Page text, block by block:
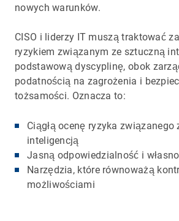
nowych warunków.
CISO i liderzy IT muszą traktować
ryzykiem związanym ze sztuczną
podstawową dyscyplinę, obok
podatnością na zagrożenia i
tożsamości. Oznacza to:
Ciągłą ocenę ryzyka związanego
inteligencją
Jasną odpowiedzialność i
Narzędzia, które równoważą
możliwościami